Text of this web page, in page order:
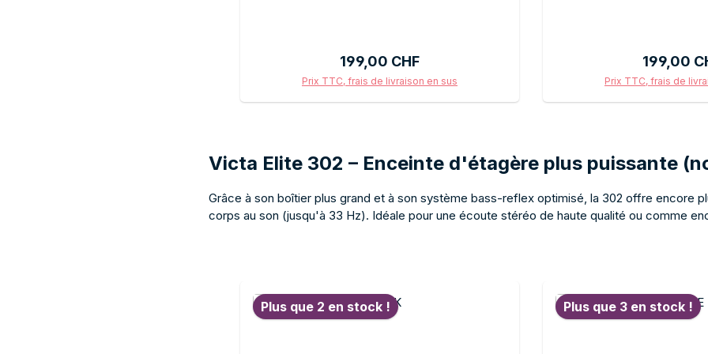
en complément d'un système surround. La
Heco Victa Elite offre des performances audio
de haut niveau, même dans un format
Prix régulier :
199,00 CHF
Prix TTC, frais de livraison en sus
mural ou installation
caractéristiques sonores
Elite dans un format
Prix
199,00
Prix TTC, frais de
Victa Elite 302 – Enceinte d'étagère plus puissante
Grâce à son boîtier plus grand et à son système bass-reflex optimisé, la 302 offre encore
corps au son (jusqu'à 33 Hz). Idéale pour une écoute stéréo de haute qualité ou comme
Plus que 2 en stock ! Plus que 3 en stock !